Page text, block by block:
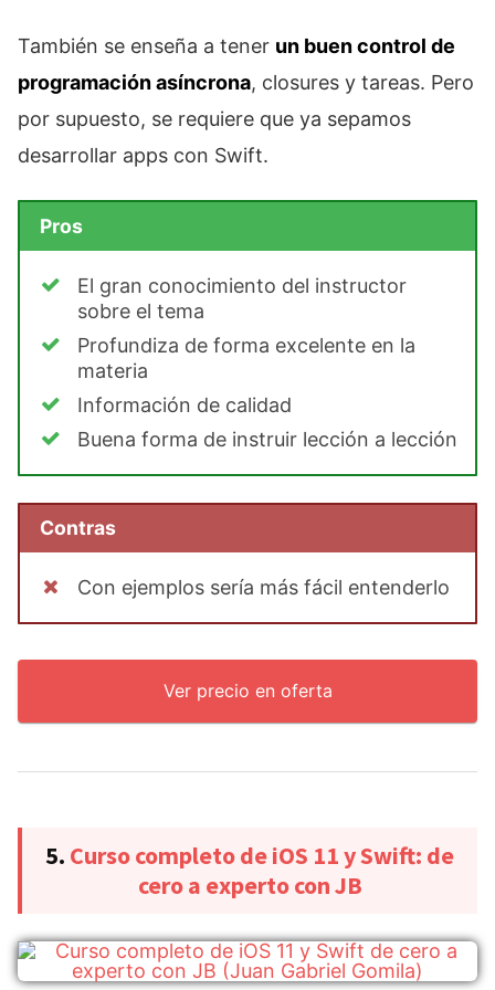
También se enseña a tener un buen control de
programación asíncrona, closures y tareas. Pero
por supuesto, se requiere que ya sepamos
desarrollar apps con Swift.
Pros
El gran conocimiento del instructor
sobre el tema
Profundiza de forma excelente en la
materia
Información de calidad
Buena forma de instruir lección a lección
Contras
Con ejemplos sería más fácil entenderlo
Ver precio en oferta
5. Curso completo de iOS 11 y Swift: de
cero a experto con JB